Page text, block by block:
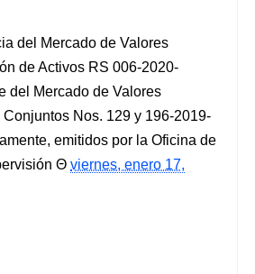
del Mercado de Valores
de Activos RS 006-2020-
del Mercado de Valores
Nos. 129 y 196-2019-
emitidos por la Oficina de
viernes, enero 17,